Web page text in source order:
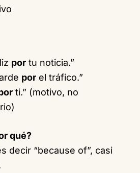
por tu noticia.”
por el tráfico.”
ti.” (motivo, no
qué?
decir “because of”, casi